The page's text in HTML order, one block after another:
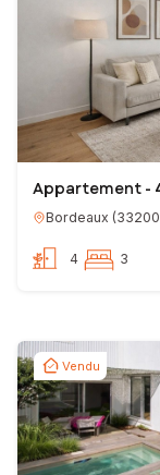
Appartement -
Bordeaux (33200
4 3
Vendu